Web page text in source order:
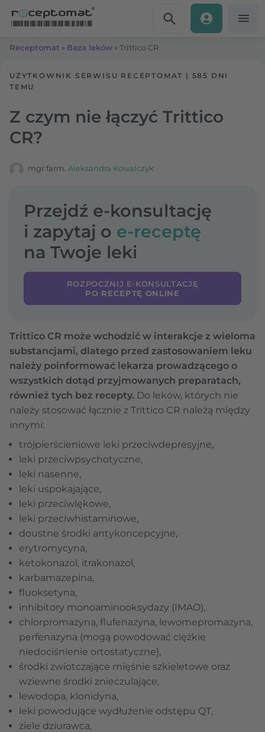
Receptomat » Baza leków » Trittico CR
UŻYTKOWNIK SERWISU RECEPTOMAT | 585 DNI
TEMU
Z czym nie łączyć Trittico
CR?
mgr farm. Aleksandra Kowalczyk
Przejdź e-konsultację
i zapytaj o e-receptę
na Twoje leki
ROZPOCZNIJ E-KONSULTACJĘ
PO RECEPTĘ ONLINE
Trittico CR może wchodzić w interakcje z wieloma
substancjami, dlatego przed zastosowaniem leku
należy poinformować lekarza prowadzącego o
wszystkich dotąd przyjmowanych preparatach,
również tych bez recepty. Do leków, których nie
należy stosować łącznie z Trittico CR należą między
innymi:
trójpierścieniowe leki przeciwdepresyjne,
leki przeciwpsychotyczne,
leki nasenne,
leki uspokajające,
leki przeciwlękowe,
leki przeciwhistaminowe,
doustne środki antykoncepcyjne,
erytromycyna,
ketokonazol, itrakonazol,
karbamazepina,
fluoksetyna,
inhibitory monoaminooksydazy (IMAO),
chlorpromazyna, flufenazyna, lewomepromazyna,
perfenazyna (mogą powodować ciężkie
niedociśnienie ortostatyczne),
środki zwiotczające mięśnie szkieletowe oraz
wziewne środki znieczulające,
lewodopa, klonidyna,
leki powodujące wydłużenie odstępu QT,
ziele dziurawca,